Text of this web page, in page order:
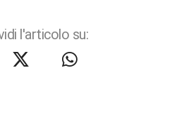
l'articolo su: